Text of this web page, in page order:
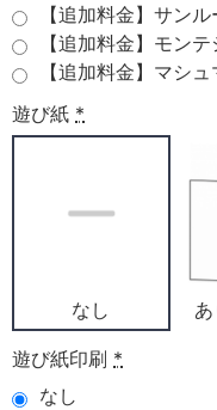
【追加料金】サン
【追加料金】モン
【追加料金】マシ
遊び紙 *
なし あ
遊び紙印刷 *
なし